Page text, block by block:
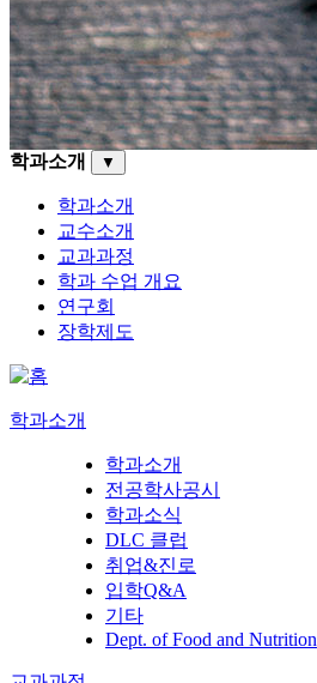
학과소개 ▼
학과소개
교수소개
교과과정
학과 수업 개요
연구회
장학제도
학과소개
학과소개
전공학사공시
학과소식
DLC 클럽
취업&진로
입학Q&A
기타
Dept. of Food and Nutrition